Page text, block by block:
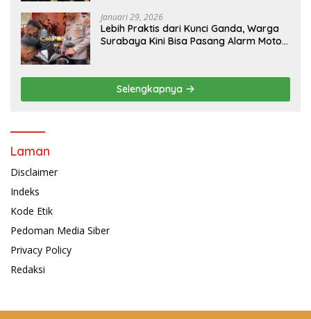
Januari 29, 2026
Lebih Praktis dari Kunci Ganda, Warga
Surabaya Kini Bisa Pasang Alarm Motor
Selengkapnya
Laman
Disclaimer
Indeks
Kode Etik
Pedoman Media Siber
Privacy Policy
Redaksi